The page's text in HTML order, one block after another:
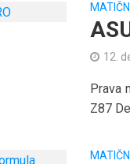
12.
Prava
Z87